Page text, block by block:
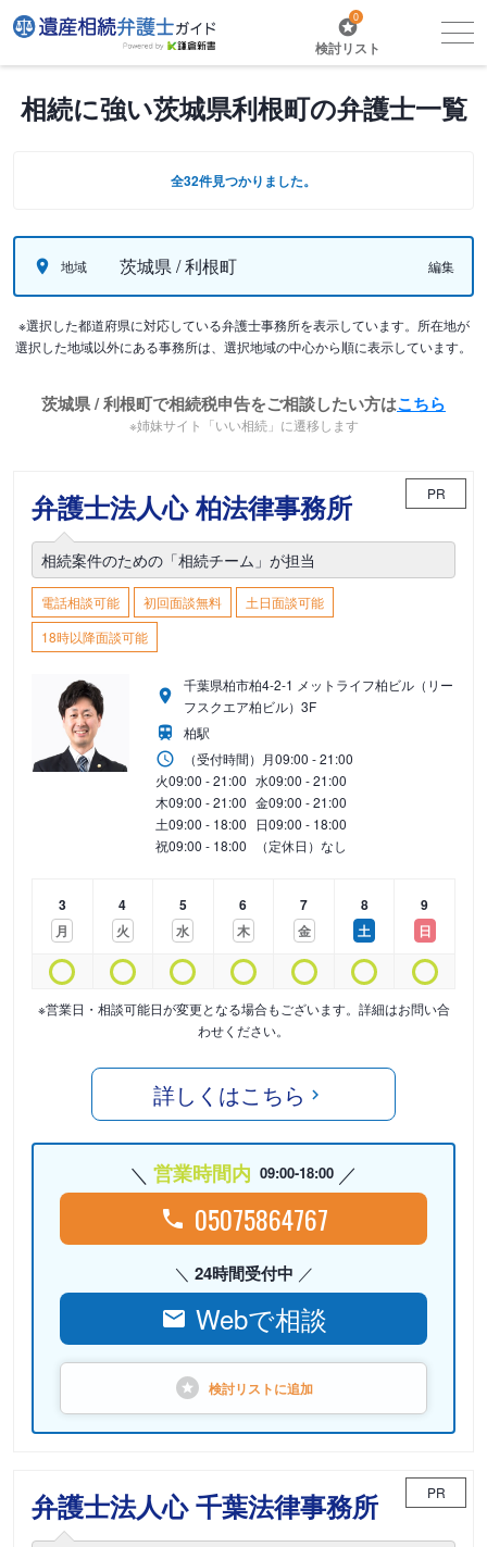
0
検討リスト
相続に強い茨城県利根町の弁護士一覧
全32件見つかりました。
地域 茨城県 / 利根町 編集
※選択した都道府県に対応している弁護士事務所を表示しています。所在地が
選択した地域以外にある事務所は、選択地域の中心から順に表示しています。
茨城県 / 利根町で相続税申告をご相談したい方はこちら
※姉妹サイト「いい相続」に遷移します
弁護士法人心 柏法律事務所 PR
相続案件のための「相続チーム」が担当
電話相談可能 初回面談無料
土日面談可能
18時以降面談可能
千葉県柏市柏4-2-1 メットライフ柏ビル（リー
フスクエア柏ビル）3F
柏駅
（受付時間） 月09:00 - 21:00
火09:00 - 21:00 水09:00 - 21:00
木09:00 - 21:00 金09:00 - 21:00
土09:00 - 18:00 日09:00 - 18:00
祝09:00 - 18:00 （定休日）なし
3
月
4
火
5
水
6
木
7
金
8
土
9
日
※営業日・相談可能日が変更となる場合もございます。詳細はお問い合
わせください。
詳しくはこちら
営業時間内 09:00-18:00
05075864767
24時間受付中
Webで相談
検討リストに追加
弁護士法人心 千葉法律事務所 PR